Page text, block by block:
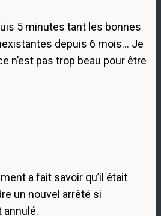
5 minutes tant les bonnes
depuis 6 mois… Je
n’est pas trop beau pour être
a fait savoir qu’il était
un nouvel arrêté si
annulé.